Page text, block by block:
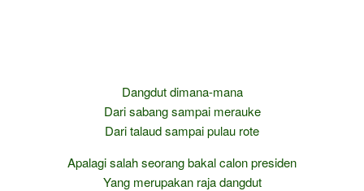
Dangdut dimana-mana
Dari sabang sampai merauke
Dari talaud sampai pulau rote
Apalagi salah seorang bakal calon presiden
Yang merupakan raja dangdut